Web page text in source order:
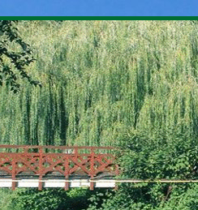
Ugrás a
tartalomra